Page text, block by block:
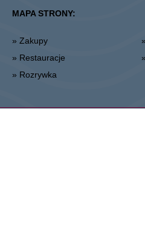
MAPA STRONY:
» Zakupy
» Restauracje
» Rozrywka